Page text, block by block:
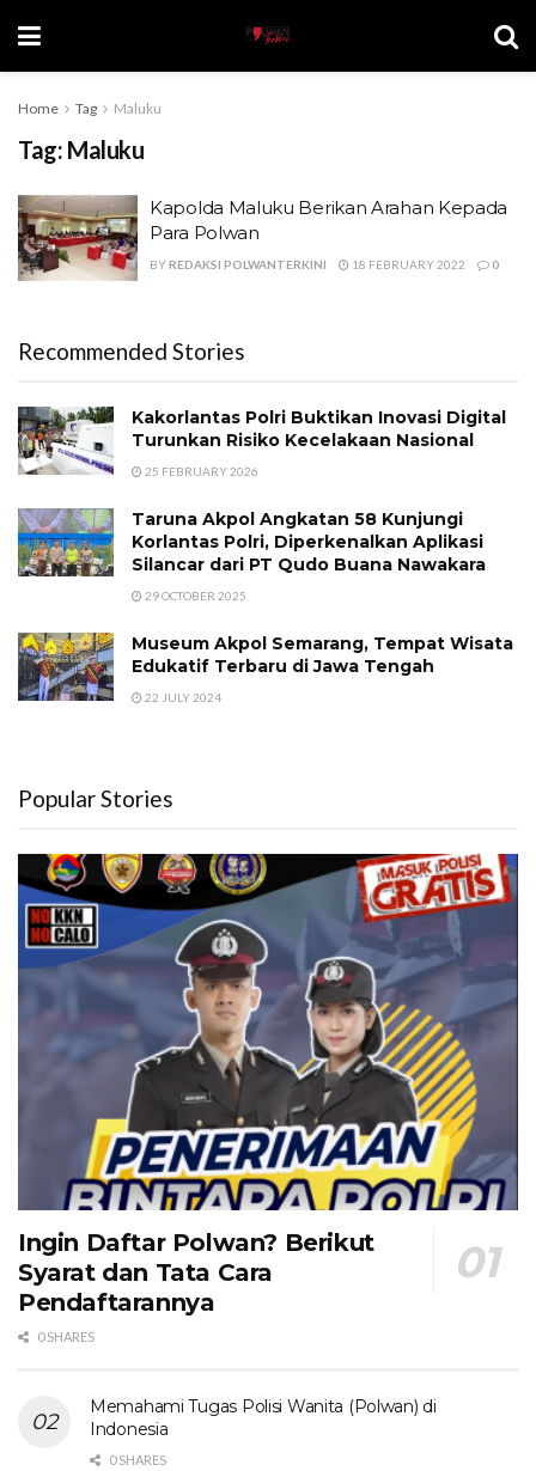
Home Tag Maluku
Tag: Maluku
Kapolda Maluku Berikan Arahan Kepada
Para Polwan
BY REDAKSI POLWANTERKINI 18 FEBRUARY 2022 0
Recommended Stories
Kakorlantas Polri Buktikan Inovasi Digital
Turunkan Risiko Kecelakaan Nasional
25 FEBRUARY 2026
Taruna Akpol Angkatan 58 Kunjungi
Korlantas Polri, Diperkenalkan Aplikasi
Silancar dari PT Qudo Buana Nawakara
29 OCTOBER 2025
Museum Akpol Semarang, Tempat Wisata
Edukatif Terbaru di Jawa Tengah
22 JULY 2024
Popular Stories
Ingin Daftar Polwan? Berikut
Syarat dan Tata Cara
Pendaftarannya
0 SHARES
Memahami Tugas Polisi Wanita (Polwan) di
Indonesia
0 SHARES